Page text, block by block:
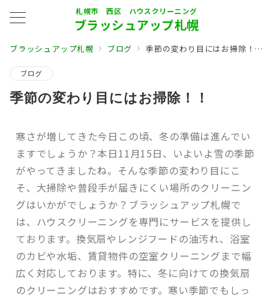
札幌市 西区 ハウスクリーニング
ブラッシュアップ札幌
ブラッシュアップ札幌 ブログ 季節の変わり目にはお掃除！！
ブログ
季節の変わり目にはお掃除！！
寒さが増してきた今日この頃、冬の準備は進んでい
ますでしょうか？本日11月15日、いよいよ雪の季節
がやってきましたね。そんな季節の変わり目にこ
そ、大掃除や普段手が届きにくい場所のクリーニン
グはいかがでしょうか？ブラッシュアップ札幌で
は、ハウスクリーニングを専門にサービスを提供し
ております。換気扇やレンジフードの油汚れ、浴室
のカビや水垢、賃貸物件の空室クリーニングまで幅
広く対応しております。特に、冬に向けての換気扇
のクリーニングはおすすめです。寒い季節でもしっ